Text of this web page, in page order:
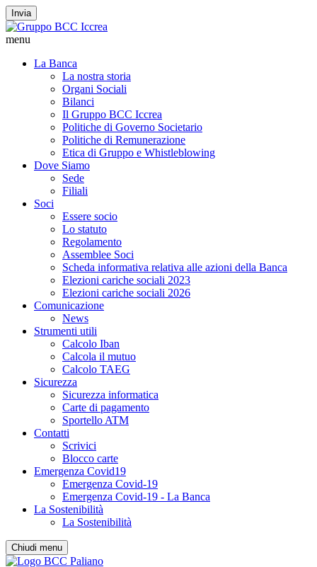
Invia
menu
La Banca
La nostra storia
Organi Sociali
Bilanci
Il Gruppo BCC Iccrea
Politiche di Governo Societario
Politiche di Remunerazione
Etica di Gruppo e Whistleblowing
Dove Siamo
Sede
Filiali
Soci
Essere socio
Lo statuto
Regolamento
Assemblee Soci
Scheda informativa relativa alle azioni della Banca
Elezioni cariche sociali 2023
Elezioni cariche sociali 2026
Comunicazione
News
Strumenti utili
Calcolo Iban
Calcola il mutuo
Calcolo TAEG
Sicurezza
Sicurezza informatica
Carte di pagamento
Sportello ATM
Contatti
Scrivici
Blocco carte
Emergenza Covid19
Emergenza Covid-19
Emergenza Covid-19 - La Banca
La Sostenibilità
La Sostenibilità
Chiudi menu